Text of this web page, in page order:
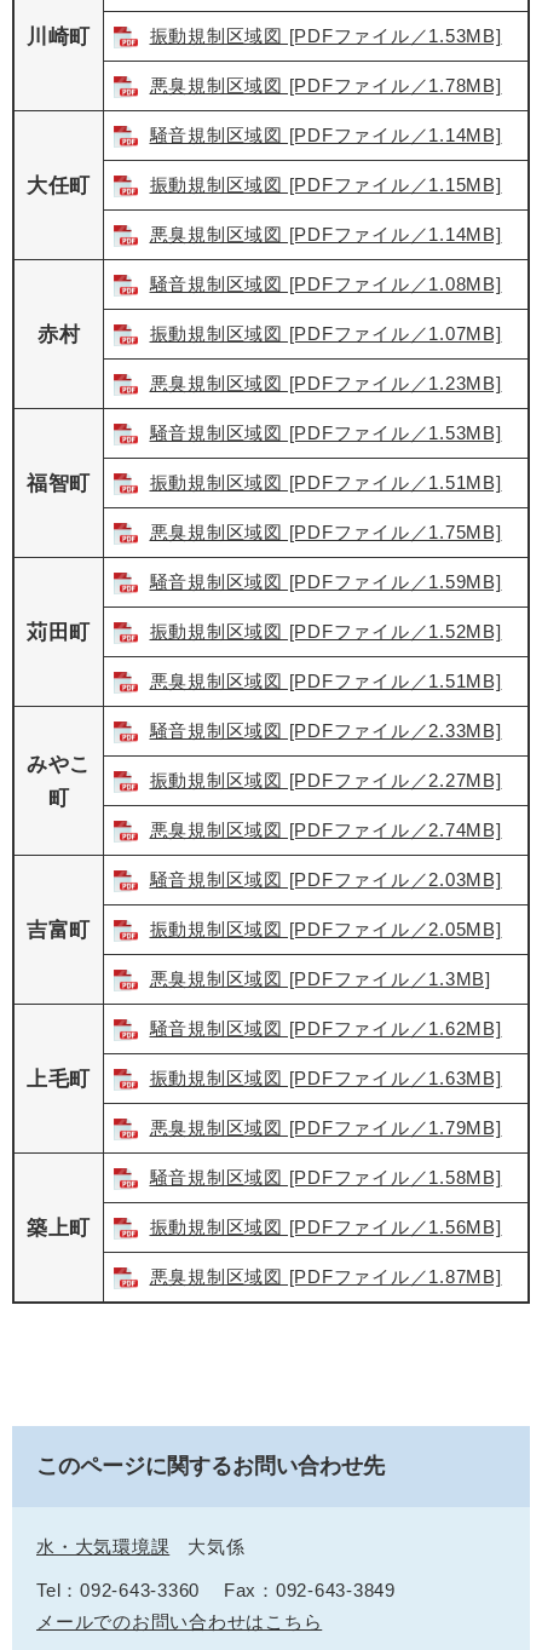
川崎町 振動規制区域図 [PDFファイル／1.53MB]
悪臭規制区域図 [PDFファイル／1.78MB]
大任町
騒音規制区域図 [PDFファイル／1.14MB]
振動規制区域図 [PDFファイル／1.15MB]
悪臭規制区域図 [PDFファイル／1.14MB]
赤村
騒音規制区域図 [PDFファイル／1.08MB]
振動規制区域図 [PDFファイル／1.07MB]
悪臭規制区域図 [PDFファイル／1.23MB]
福智町
騒音規制区域図 [PDFファイル／1.53MB]
振動規制区域図 [PDFファイル／1.51MB]
悪臭規制区域図 [PDFファイル／1.75MB]
苅田町
騒音規制区域図 [PDFファイル／1.59MB]
振動規制区域図 [PDFファイル／1.52MB]
悪臭規制区域図 [PDFファイル／1.51MB]
みやこ
町
騒音規制区域図 [PDFファイル／2.33MB]
振動規制区域図 [PDFファイル／2.27MB]
悪臭規制区域図 [PDFファイル／2.74MB]
吉富町
騒音規制区域図 [PDFファイル／2.03MB]
振動規制区域図 [PDFファイル／2.05MB]
悪臭規制区域図 [PDFファイル／1.3MB]
上毛町
騒音規制区域図 [PDFファイル／1.62MB]
振動規制区域図 [PDFファイル／1.63MB]
悪臭規制区域図 [PDFファイル／1.79MB]
築上町
騒音規制区域図 [PDFファイル／1.58MB]
振動規制区域図 [PDFファイル／1.56MB]
悪臭規制区域図 [PDFファイル／1.87MB]
このページに関するお問い合わせ先
水・大気環境課 大気係
Tel：092-643-3360
Fax：092-643-3849
メールでのお問い合わせはこちら